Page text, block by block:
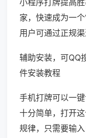
小程序打牌提高
家，快速成为一
用户可通过正规渠
辅助安装，可
件安装教程
手机打牌可以一
十分简单，打开
规律，只需要输